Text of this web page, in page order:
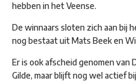
hebben in het Veense.
De winnaars sloten zich aan bij
nog bestaat uit Mats Beek en
Er is ook afscheid genomen van
Gilde, maar blijft nog wel actief